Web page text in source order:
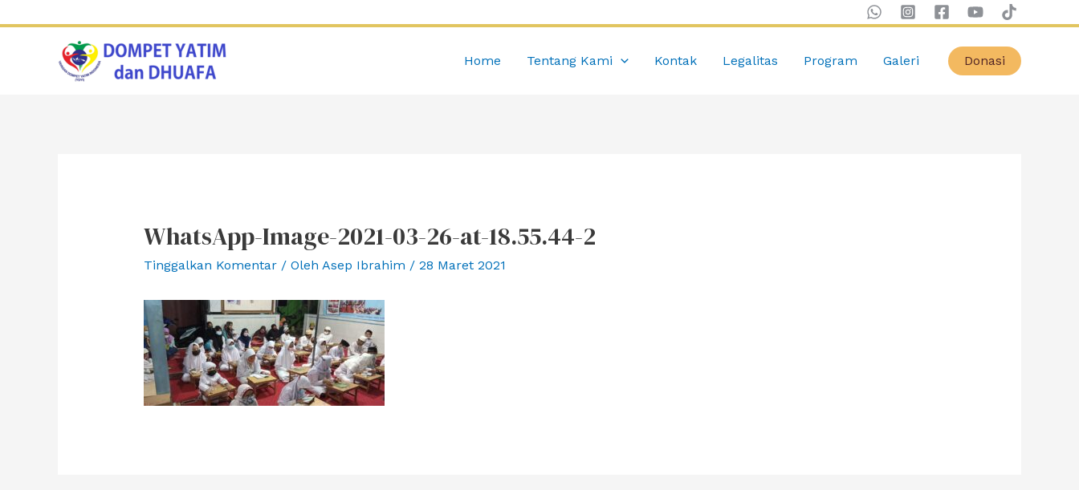
ke
Home Tentang Kami Kontak Legalitas Program Galeri Donasi
WhatsApp-Image-2021-03-26-at-18.55.44-2
Tinggalkan Komentar / Oleh Asep Ibrahim / 28 Maret 2021